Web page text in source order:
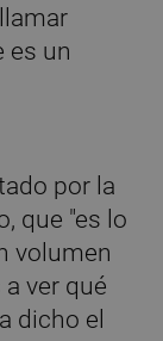
es un
por la
que "es lo
volumen
ver qué
dicho el